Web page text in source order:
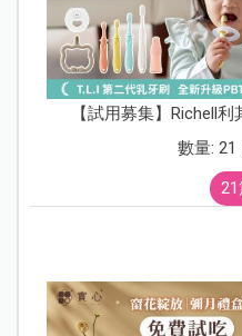
【試用募集】Richell
數量: 21